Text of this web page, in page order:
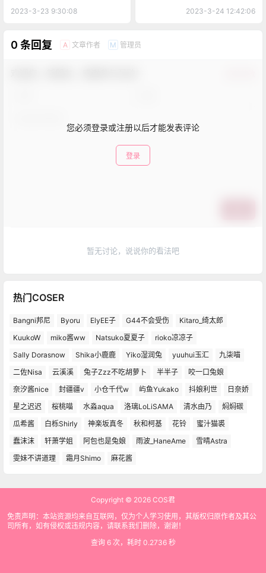
2023-3-23 9:30:08 2023-3-24 12:42:06
0 条回复 A 文章作者 M 管理员
您必须登录或注册以后才能发表评论
登录
暂无讨论，说说你的看法吧
热门COSER
Bangni邦尼 Byoru ElyEE子 G44不会受伤
Kitaro_绮太郎
KuukoW
miko酱ww Natsuko夏夏子
rioko凉凉子
Sally Dorasnow
Shika小鹿鹿 Yiko湿润兔 yuuhui玉汇
九柒喵
二佐Nisa
云溪溪 兔子Zzz不吃胡萝卜 半半子
咬一口兔娘
奈汐酱nice
封疆疆v 小仓千代w 屿鱼Yukako 抖娘利世
日奈娇
星之迟迟
桜桃喵 水淼aqua 洛璃LoLiSAMA 清水由乃
焖焖碳
瓜希酱
白栎Shirly 神楽坂真冬 秋和柯基 花铃
蜜汁猫裘
蠢沫沫
轩萧学姐 阿包也是兔娘 雨波_HaneAme
雪晴Astra
雯妹不讲道理
霜月Shimo 麻花酱
Copyright © 2026 COS君
免责声明：本站资源均来自互联网，仅为个人学习使用，其版权归原作者及其公
司所有，如有侵权或违规内容，请联系我们删除，谢谢！
查询 6 次，耗时 0.2736 秒